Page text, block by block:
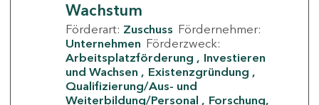
Wachstum
Förderart: Zuschuss Fördernehmer:
Unternehmen Förderzweck:
Arbeitsplatzförderung
Investieren
und Wachsen
Existenzgründung
Qualifizierung/Aus- und
Weiterbildung/Personal
Forschung,